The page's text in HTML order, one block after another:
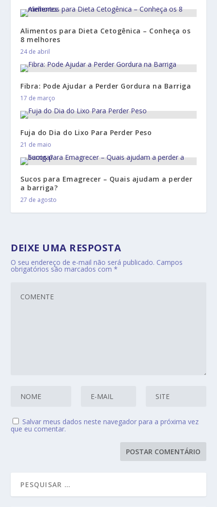
Alimentos para Dieta Cetogênica – Conheça os
8 melhores
24 de abril
Fibra: Pode Ajudar a Perder Gordura na Barriga
17 de março
Fuja do Dia do Lixo Para Perder Peso
21 de maio
Sucos para Emagrecer – Quais ajudam a perder
a barriga?
27 de agosto
DEIXE UMA RESPOSTA
O seu endereço de e-mail não será publicado. Campos
obrigatórios são marcados com*
Salvar meus dados neste navegador para a próxima vez
que eu comentar.